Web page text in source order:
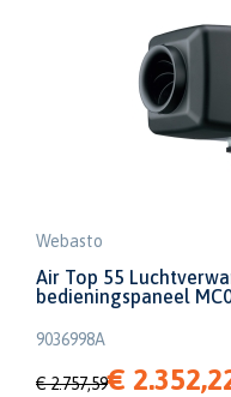
Webasto
Air Top 55
bedieningspaneel
9036998A
€ 2.757,59€